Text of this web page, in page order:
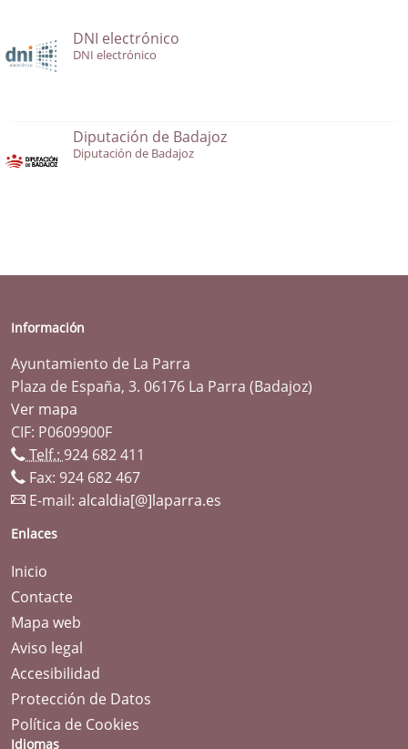
DNI electrónico
DNI electrónico
Diputación de Badajoz
Diputación de Badajoz
Información
Ayuntamiento de La Parra
Plaza de España, 3. 06176 La Parra (Badajoz)
Ver mapa
CIF: P0609900F
Telf.: 924 682 411
Fax: 924 682 467
E-mail: alcaldia[@]laparra.es
Enlaces
Inicio
Contacte
Mapa web
Aviso legal
Accesibilidad
Protección de Datos
Política de Cookies
Idiomas